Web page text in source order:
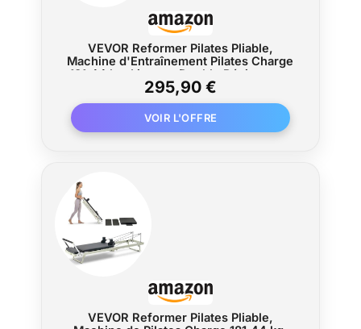
VEVOR Reformer Pilates Pliable,
Machine d'Entraînement Pilates Charge
181,44 kg, Lit avec Double Résistance,
Ressort et Cordon, Kit Réformateur
pour Utilisateurs Avancés et Débutants,
Gym Domicile
295,90 €
VEVOR Reformer Pilates Pliable,